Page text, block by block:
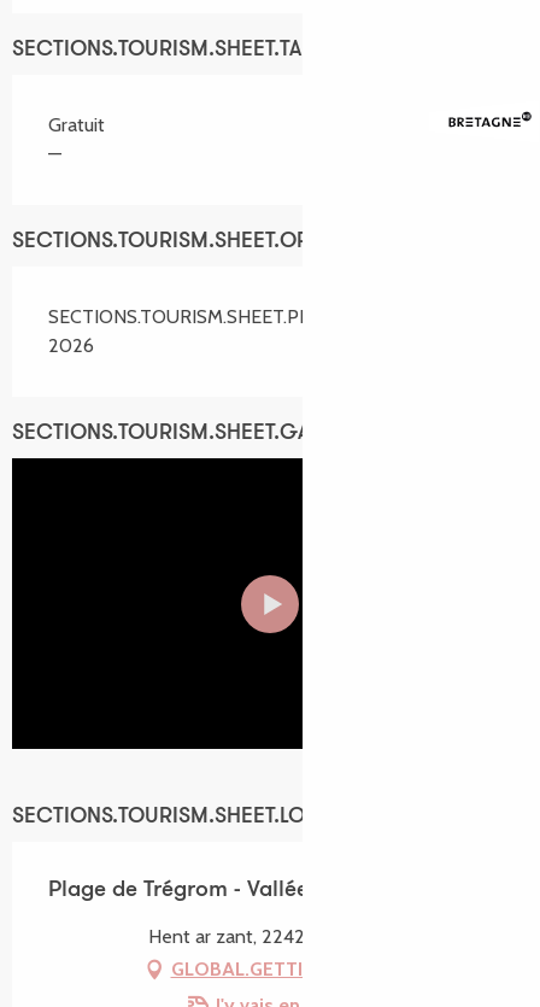
SECTIONS.TOURISM.SHEET.TARIFFS.TARIFFS
Gratuit
—
SECTIONS.TOURISM.SHEET.OPENINGS
SECTIONS.TOURISM.SHEET.PERIODS.ALL_YEAR
2026
SECTIONS.TOURISM.SHEET.GALERY
SECTIONS.TOURISM.SHEET.LOCATION
Plage de Trégrom - Vallée du Léguer
Hent ar zant, 22420 Trégrom
GLOBAL.GETTING_THERE